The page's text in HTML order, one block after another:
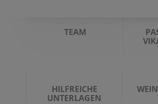
TEAM
HILFREICHE
UNTERLAGEN